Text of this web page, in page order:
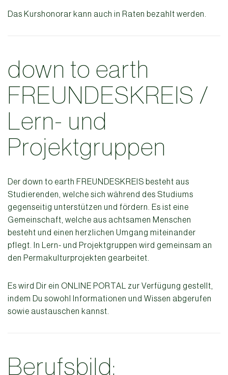
Das Kurshonorar kann auch in Raten bezahlt werden.
down to earth
FREUNDESKREIS /
Lern- und
Projektgruppen
Der down to earth FREUNDESKREIS besteht aus
Studierenden, welche sich während des Studiums
gegenseitig unterstützen und fördern. Es ist eine
Gemeinschaft, welche aus achtsamen Menschen
besteht und einen herzlichen Umgang miteinander
pflegt. In Lern- und Projektgruppen wird gemeinsam an
den Permakulturprojekten gearbeitet.
Es wird Dir ein ONLINE PORTAL zur Verfügung gestellt,
indem Du sowohl Informationen und Wissen abgerufen
sowie austauschen kannst.
Berufsbild: